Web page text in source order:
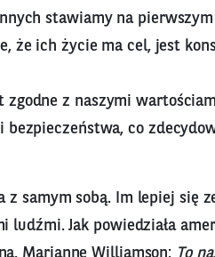
stawiamy na
że ich życie ma cel, jest
z naszymi
co
samym sobą. Im lepiej się
Jak powiedziała
Marianne Williamson: To